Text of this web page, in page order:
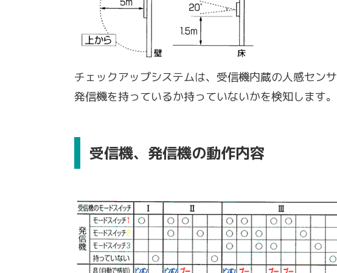
チェックアップシステムは、受信機内蔵の人感セン
発信機を持っているか持っていないかを検知します。
受信機、発信機の動作内容